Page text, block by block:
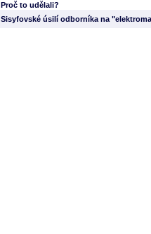
Proč to udělali?
Sisyfovské úsilí odborníka na